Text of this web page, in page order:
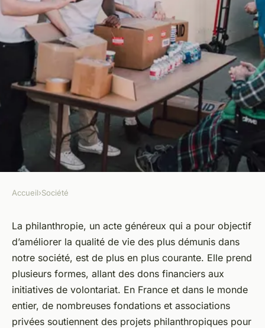
l'importance de la
philanthropie pour soutenir
les plus vulnérables de notre
société
Arthur
Accueil›Société
La philanthropie, un acte généreux qui a pour objectif
d’améliorer la qualité de vie des plus démunis dans
notre société, est de plus en plus courante. Elle prend
plusieurs formes, allant des dons financiers aux
initiatives de volontariat. En France et dans le monde
entier, de nombreuses fondations et associations
privées soutiennent des projets philanthropiques pour